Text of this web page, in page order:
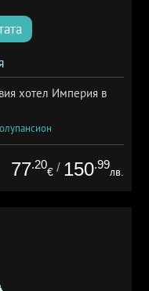
хотел Империя в
77.20
€ / 150.99
лв.